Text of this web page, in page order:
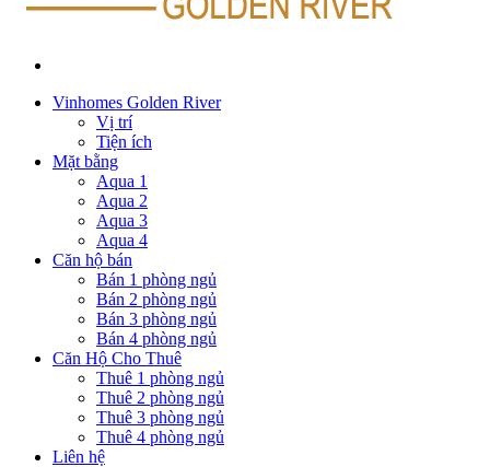
Vinhomes Golden River
Vị trí
Tiện ích
Mặt bằng
Aqua 1
Aqua 2
Aqua 3
Aqua 4
Căn hộ bán
Bán 1 phòng ngủ
Bán 2 phòng ngủ
Bán 3 phòng ngủ
Bán 4 phòng ngủ
Căn Hộ Cho Thuê
Thuê 1 phòng ngủ
Thuê 2 phòng ngủ
Thuê 3 phòng ngủ
Thuê 4 phòng ngủ
Liên hệ